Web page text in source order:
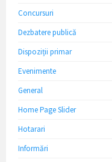
Concursuri
Dezbatere publică
Dispoziții primar
Evenimente
General
Home Page Slider
Hotarari
Informări